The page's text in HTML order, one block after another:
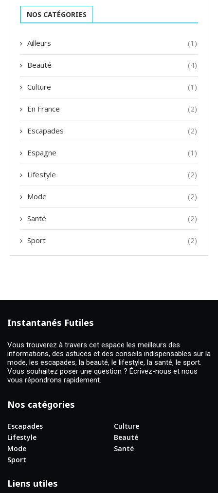
NOS CATÉGORIES
Ailleurs (1)
Beauté (4)
Culture (1)
En France (2)
Escapades (2)
Espagne (1)
Lifestyle (2)
Mode (2)
Santé (2)
Sport (2)
Instantanés Futiles
Vous trouverez à travers cet espace les meilleurs des
informations, des astuces et des conseils indispensables sur la
mode, les escapades, la beauté, le lifestyle, la santé, le sport.
Vous souhaitez poser une question ? Écrivez-nous et nous
vous répondrons rapidement.
Nos catégories
Escapades
Culture
Lifestyle
Beauté
Mode
Santé
Sport
Liens utiles